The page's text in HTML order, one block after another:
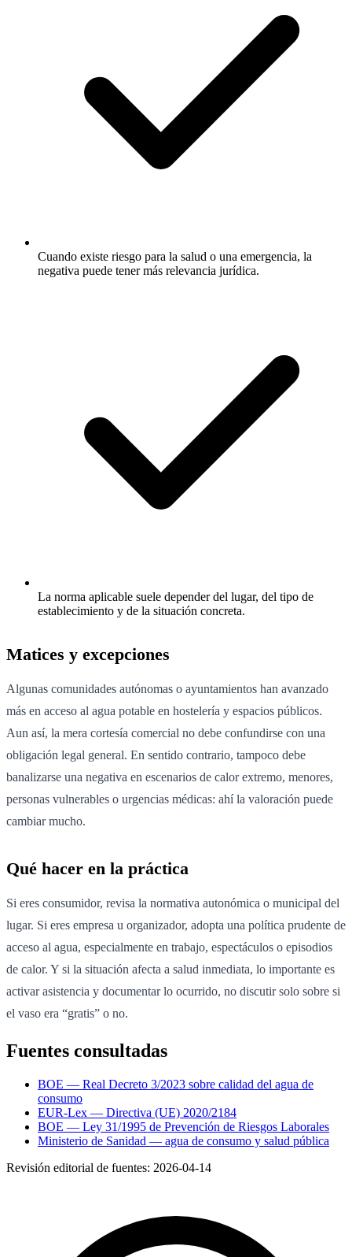
Cuando existe riesgo para la salud o una emergencia, la
negativa puede tener más relevancia jurídica.
La norma aplicable suele depender del lugar, del tipo de
establecimiento y de la situación concreta.
Matices y excepciones
Algunas comunidades autónomas o ayuntamientos han avanzado
más en acceso al agua potable en hostelería y espacios públicos.
Aun así, la mera cortesía comercial no debe confundirse con una
obligación legal general. En sentido contrario, tampoco debe
banalizarse una negativa en escenarios de calor extremo, menores,
personas vulnerables o urgencias médicas: ahí la valoración puede
cambiar mucho.
Qué hacer en la práctica
Si eres consumidor, revisa la normativa autonómica o municipal del
lugar. Si eres empresa u organizador, adopta una política prudente de
acceso al agua, especialmente en trabajo, espectáculos o episodios
de calor. Y si la situación afecta a salud inmediata, lo importante es
activar asistencia y documentar lo ocurrido, no discutir solo sobre si
el vaso era “gratis” o no.
Fuentes consultadas
BOE — Real Decreto 3/2023 sobre calidad del agua de
consumo
EUR-Lex — Directiva (UE) 2020/2184
BOE — Ley 31/1995 de Prevención de Riesgos Laborales
Ministerio de Sanidad — agua de consumo y salud pública
Revisión editorial de fuentes: 2026-04-14